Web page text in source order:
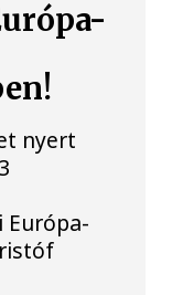
nyert
Európa-